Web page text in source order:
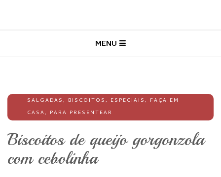
MENU
SALGADAS, BISCOITOS, ESPECIAIS, FAÇA EM
CASA, PARA PRESENTEAR
Biscoitos de queijo gorgonzola
com cebolinha